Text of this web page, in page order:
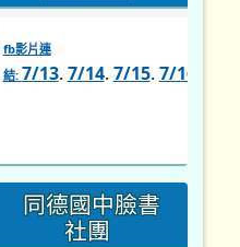
fb影片連
結: 7/13. 7/14. 7/15. 7/16
https://www.facebook.com/
同德國中臉書
社團